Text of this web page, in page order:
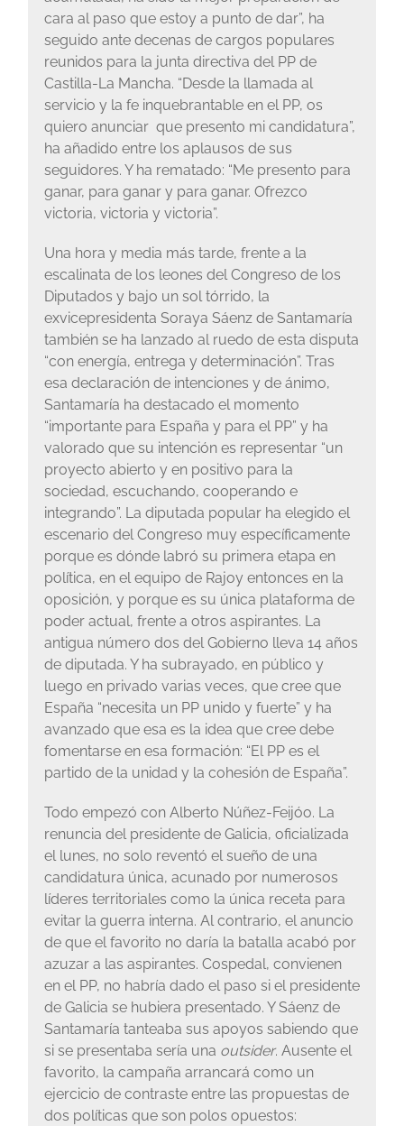
cara al paso que estoy a punto de dar”, ha
seguido ante decenas de cargos populares
reunidos para la junta directiva del PP de
Castilla-La Mancha. “Desde la llamada al
servicio y la fe inquebrantable en el PP, os
quiero anunciar que presento mi candidatura”,
ha añadido entre los aplausos de sus
seguidores. Y ha rematado: “Me presento para
ganar, para ganar y para ganar. Ofrezco
victoria, victoria y victoria”.
Una hora y media más tarde, frente a la
escalinata de los leones del Congreso de los
Diputados y bajo un sol tórrido, la
exvicepresidenta Soraya Sáenz de Santamaría
también se ha lanzado al ruedo de esta disputa
“con energía, entrega y determinación”. Tras
esa declaración de intenciones y de ánimo,
Santamaría ha destacado el momento
“importante para España y para el PP” y ha
valorado que su intención es representar “un
proyecto abierto y en positivo para la
sociedad, escuchando, cooperando e
integrando”. La diputada popular ha elegido el
escenario del Congreso muy específicamente
porque es dónde labró su primera etapa en
política, en el equipo de Rajoy entonces en la
oposición, y porque es su única plataforma de
poder actual, frente a otros aspirantes. La
antigua número dos del Gobierno lleva 14 años
de diputada. Y ha subrayado, en público y
luego en privado varias veces, que cree que
España “necesita un PP unido y fuerte” y ha
avanzado que esa es la idea que cree debe
fomentarse en esa formación: “El PP es el
partido de la unidad y la cohesión de España”.
Todo empezó con Alberto Núñez-Feijóo. La
renuncia del presidente de Galicia, oficializada
el lunes, no solo reventó el sueño de una
candidatura única, acunado por numerosos
líderes territoriales como la única receta para
evitar la guerra interna. Al contrario, el anuncio
de que el favorito no daría la batalla acabó por
azuzar a las aspirantes. Cospedal, convienen
en el PP, no habría dado el paso si el presidente
de Galicia se hubiera presentado. Y Sáenz de
Santamaría tanteaba sus apoyos sabiendo que
si se presentaba sería una outsider. Ausente el
favorito, la campaña arrancará como un
ejercicio de contraste entre las propuestas de
dos políticas que son polos opuestos: